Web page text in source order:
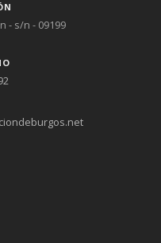
- s/n - 09199